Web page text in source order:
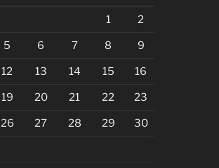
1 2
5 6 7 8 9
12 13 14 15 16
19 20 21 22 23
26 27 28 29 30